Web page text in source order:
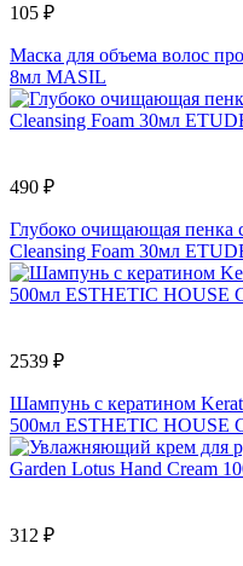
105 ₽
Маска для объема волос
8мл MASIL
490 ₽
Глубоко очищающая пенка
Cleansing Foam 30мл
2539 ₽
Шампунь с кератином
500мл ESTHETIC HOUSE
312 ₽